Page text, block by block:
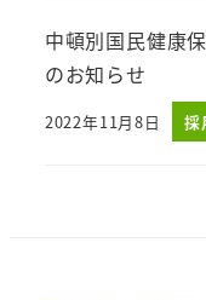
中頓別国民健康
のお知らせ
投稿日
2022年11月8日 採